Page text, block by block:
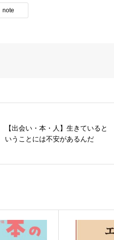
note
【出会い・本・人】生きていると
いうことには不安があるんだ